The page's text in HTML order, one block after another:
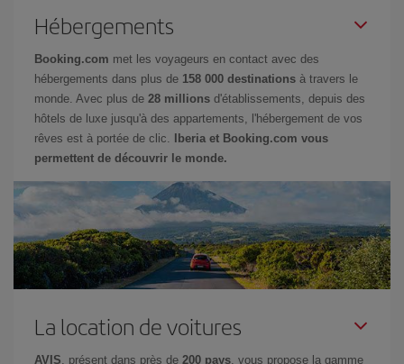
Hébergements
Booking.com met les voyageurs en contact avec des
hébergements dans plus de 158 000 destinations à travers le
monde. Avec plus de 28 millions d'établissements, depuis des
hôtels de luxe jusqu'à des appartements, l'hébergement de vos
rêves est à portée de clic.
Iberia et Booking.com vous
permettent de découvrir le monde.
La location de voitures
AVIS, présent dans près de 200 pays, vous propose la gamme